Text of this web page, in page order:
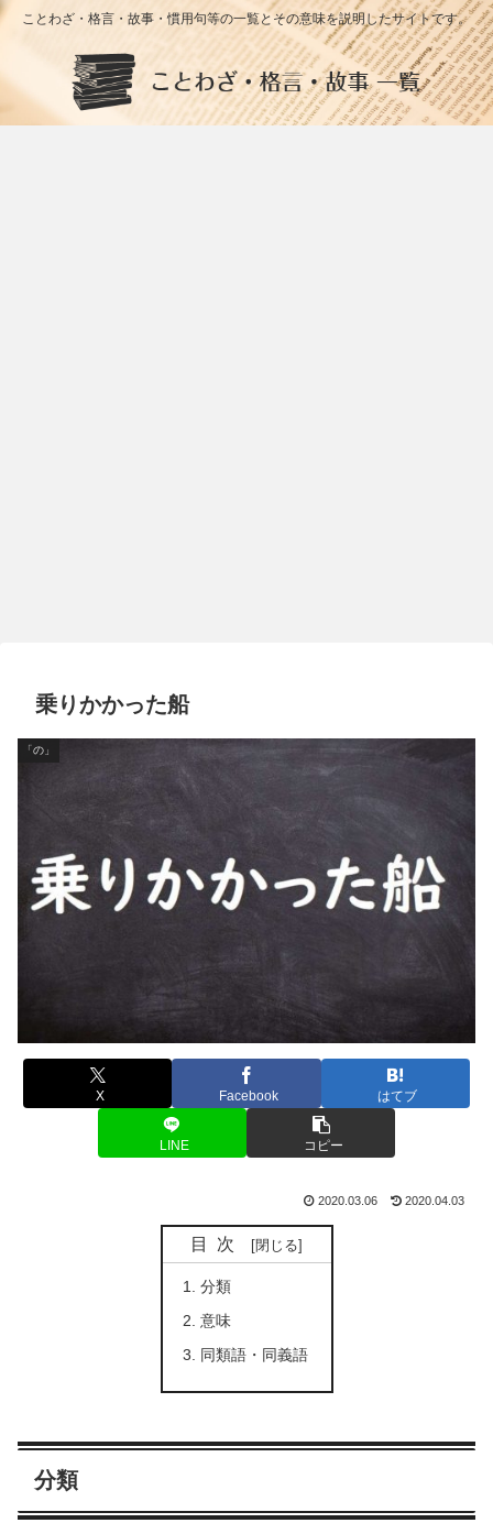
ことわざ・格言・故事・慣用句等の一覧とその意味を説明したサイトです。
乗りかかった船
「の」
X Facebook はてブ
LINE コピー
2020.03.06 2020.04.03
目次
分類
意味
同類語・同義語
分類